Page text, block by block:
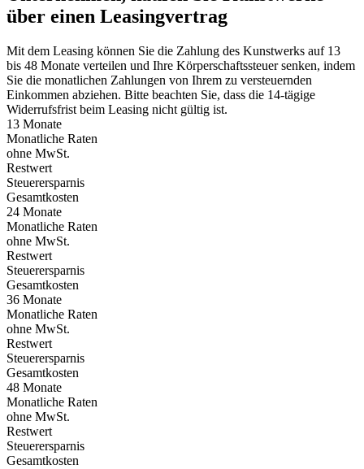
über einen Leasingvertrag
Mit dem Leasing können Sie die Zahlung des Kunstwerks auf 13
bis 48 Monate verteilen und Ihre Körperschaftssteuer senken, indem
Sie die monatlichen Zahlungen von Ihrem zu versteuernden
Einkommen abziehen. Bitte beachten Sie, dass die 14-tägige
Widerrufsfrist beim Leasing nicht gültig ist.
13 Monate
Monatliche Raten
ohne MwSt.
Restwert
Steuerersparnis
Gesamtkosten
24 Monate
Monatliche Raten
ohne MwSt.
Restwert
Steuerersparnis
Gesamtkosten
36 Monate
Monatliche Raten
ohne MwSt.
Restwert
Steuerersparnis
Gesamtkosten
48 Monate
Monatliche Raten
ohne MwSt.
Restwert
Steuerersparnis
Gesamtkosten